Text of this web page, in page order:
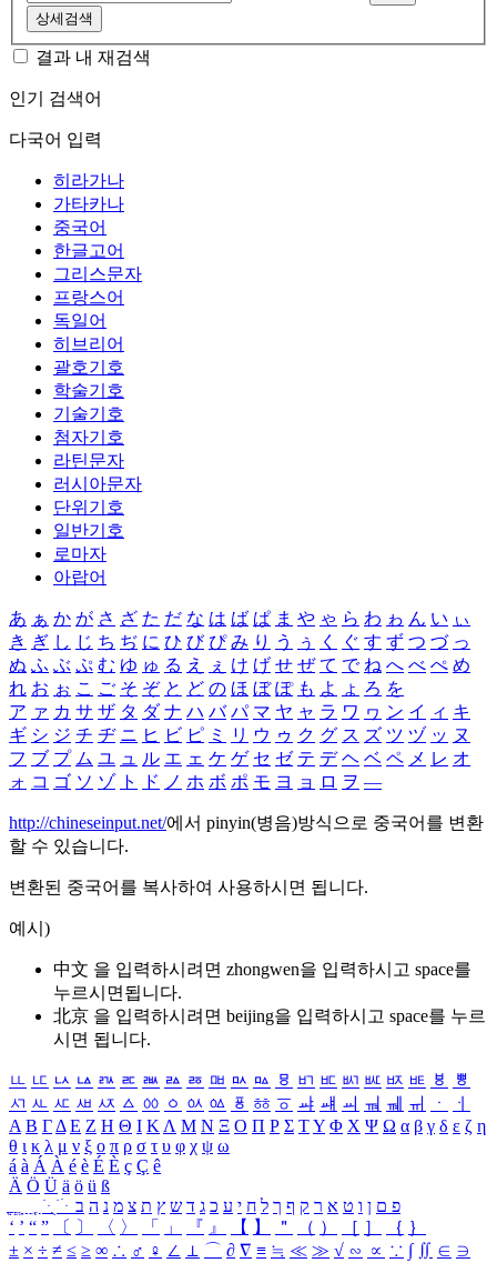
상세검색
결과 내 재검색
인기 검색어
다국어 입력
히라가나
가타카나
중국어
한글고어
그리스문자
프랑스어
독일어
히브리어
괄호기호
학술기호
기술기호
첨자기호
라틴문자
러시아문자
단위기호
일반기호
로마자
아랍어
あ ぁ か が さ ざ た だ な は ば ぱ ま や ゃ ら わ ゎ ん い ぃ
き ぎ し じ ち ぢ に ひ び ぴ み り う ぅ く ぐ す ず つ づ っ
ぬ ふ ぶ ぷ む ゆ ゅ る え ぇ け げ せ ぜ て で ね へ べ ぺ め
れ お ぉ こ ご そ ぞ と ど の ほ ぼ ぽ も よ ょ ろ を
ア ァ カ サ ザ タ ダ ナ ハ バ パ マ ヤ ャ ラ ワ ヮ ン イ ィ キ
ギ シ ジ チ ヂ ニ ヒ ビ ピ ミ リ ウ ゥ ク グ ス ズ ツ ヅ ッ ヌ
フ ブ プ ム ユ ュ ル エ ェ ケ ゲ セ ゼ テ デ ヘ ベ ペ メ レ オ
ォ コ ゴ ソ ゾ ト ド ノ ホ ボ ポ モ ヨ ョ ロ ヲ ―
http://chineseinput.net/에서 pinyin(병음)방식으로 중국어를 변환
할 수 있습니다.
변환된 중국어를 복사하여 사용하시면 됩니다.
예시)
中文 을 입력하시려면 zhongwen을 입력하시고 space를
누르시면됩니다.
北京 을 입력하시려면 beijing을 입력하시고 space를 누르
시면 됩니다.
ㅥ ㅦ ㅧ ㅨ ㅩ ㅪ ㅫ ㅬ ㅭ ㅮ ㅯ ㅰ ㅱ ㅲ ㅳ ㅴ ㅵ ㅶ ㅷ ㅸ
ㅹ
ㅺ ㅻ ㅼ ㅽ ㅾ ㅿ ㆀ ㆁ ㆂ ㆃ ㆄ ㆅ ㆆ ㆇ ㆈ ㆉ ㆊ ㆋ ㆌ ㆍ
ㆎ
Α Β ΓΔ Ε Ζ Η Θ Ι ΚΛ Μ Ν Ξ Ο Π Ρ Σ ΤΥ Φ Χ Ψ Ω α β γ δ ε ζ η
θ ι κ λ μ ν ξ ο π ρ σ τ υ φ χ ψ ω
á à Á À é è É È ç Ç ê
Ä Ö Ü ä ö ü ß
ִֶֹ ֻּ ׁׂ פ ם ן ו ט א ר ק ף ך ל ח י ע כ ג ד ש ץ ת צ מ נ ה ב
‘ ’ “ ” 〔 〕 〈 〉 「 」 『 』 【 】 ＂ （ ） ［ ］ ｛ ｝
± × ÷ ≠ ≤ ≥ ∞ ∴ ♂ ♀ ∠ ⊥ ⌒ ∂ ∇ ≡ ≒ ≪ ≫ √ ∽ ∝ ∵ ∫ ∬ ∈ ∋